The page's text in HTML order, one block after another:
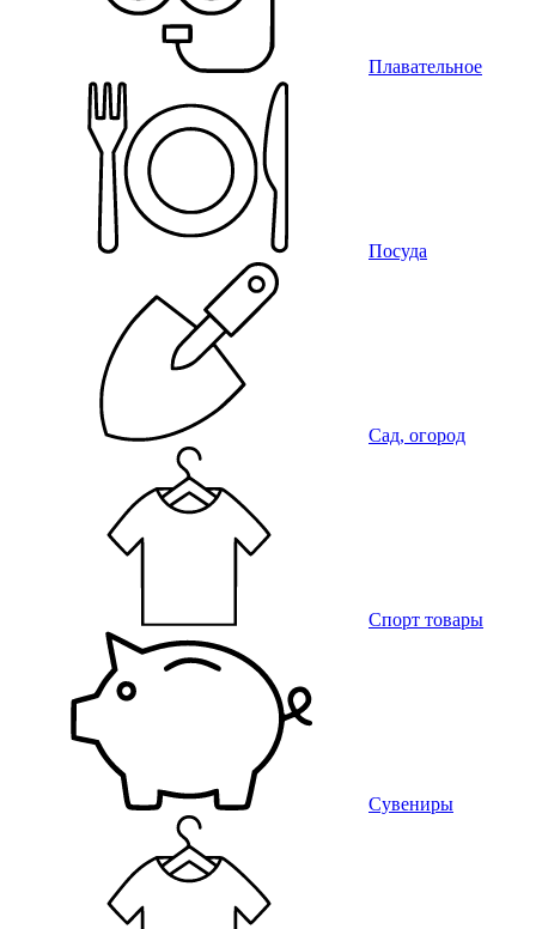
Плавательное
Посуда
Сад, огород
Спорт товары
Сувениры